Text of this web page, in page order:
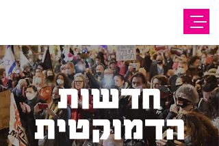
חדשות
הדמוקטית